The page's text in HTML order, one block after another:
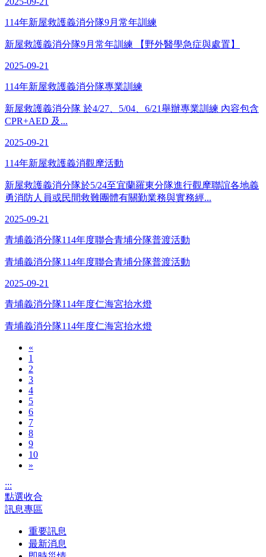
114年新屋救護義消分隊9月常年訓練
新屋救護義消分隊9月常年訓練 【野外醫學急症與處置】
2025-09-21
114年新屋救護義消分隊專業訓練
新屋救護義消分隊 於4/27、5/04、6/21舉辦專業訓練 內容包含
CPR+AED 及...
2025-09-21
114年新屋救護義消觀摩活動
新屋救護義消分隊於5/24至宜蘭羅東分隊進行觀摩聯誼各地義
勇消防人員或民間救難團體有關勤業務與實務經...
2025-09-21
青埔義消分隊114年度聯合青埔分隊普渡活動
青埔義消分隊114年度聯合青埔分隊普渡活動
2025-09-21
青埔義消分隊114年度仁海宮抬水燈
青埔義消分隊114年度仁海宮抬水燈
«
1
2
3
4
5
6
7
8
9
10
»
:::
點選收合
訊息專區
重要訊息
最新消息